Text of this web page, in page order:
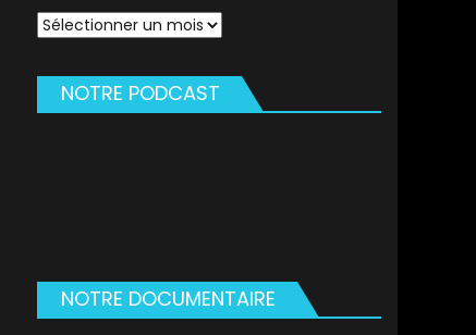
Archives
NOTRE PODCAST
NOTRE DOCUMENTAIRE